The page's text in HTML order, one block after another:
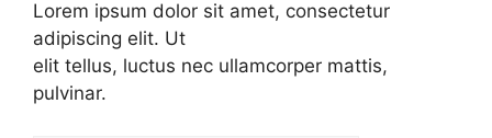
Lorem ipsum dolor sit amet, consectetur
adipiscing elit. Ut
elit tellus, luctus nec ullamcorper mattis,
pulvinar.